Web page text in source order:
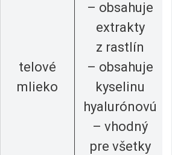
telové
mlieko
– obsahuje
extrakty
z rastlín
– obsahuje
kyselinu
hyalurónovú
– vhodný
pre všetky